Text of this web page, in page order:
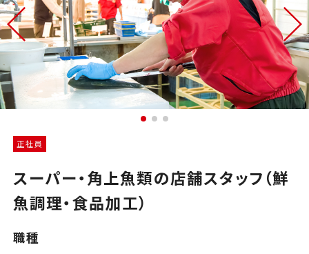
正社員
スーパー・角上魚類の店舗スタッフ（鮮
魚調理・食品加工）
職種